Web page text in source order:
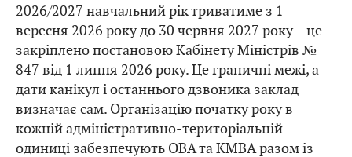
2026/2027 навчальний рік триватиме з 1
вересня 2026 року до 30 червня 2027 року – це
закріплено постановою Кабінету Міністрів №
847 від 1 липня 2026 року. Це граничні межі, а
дати канікул і останнього дзвоника заклад
визначає сам. Організацію початку року в
кожній адміністративно-територіальній
одиниці забезпечують ОВА та КМВА разом із